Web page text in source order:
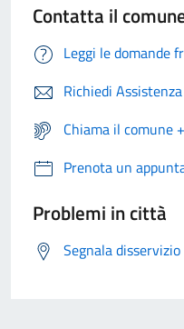
Contatta il
Leggi le domande
Richiedi Assistenza
Chiama il comune
Prenota un
Problemi in città
Segnala disservizio